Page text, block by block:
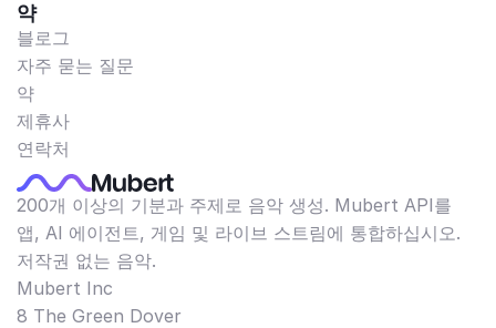
약
블로그
자주 묻는 질문
약
제휴사
연락처
200개 이상의 기분과 주제로 음악 생성. Mubert API를
앱, AI 에이전트, 게임 및 라이브 스트림에 통합하십시오.
저작권 없는 음악.
Mubert Inc
8 The Green Dover